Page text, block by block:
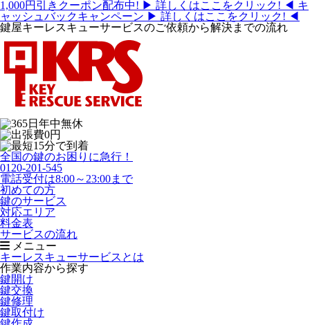
1,000円引きクーポン配布中! ▶ 詳しくはここをクリック! ◀ キ
ャッシュバックキャンペーン ▶ 詳しくはここをクリック! ◀
鍵屋キーレスキューサービスのご依頼から解決までの流れ
全国の鍵のお困りに急行！
0120-201-545
電話受付は8:00～23:00まで
初めての方
鍵のサービス
対応エリア
料金表
サービスの流れ
メニュー
キーレスキューサービスとは
作業内容から探す
鍵開け
鍵交換
鍵修理
鍵取付け